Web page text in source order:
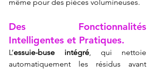
même pour des pièces volumineuses.
Des Fonctionnalités
Intelligentes et Pratiques.
L’essuie-buse intégré , qui nettoie
automatiquement les résidus avant